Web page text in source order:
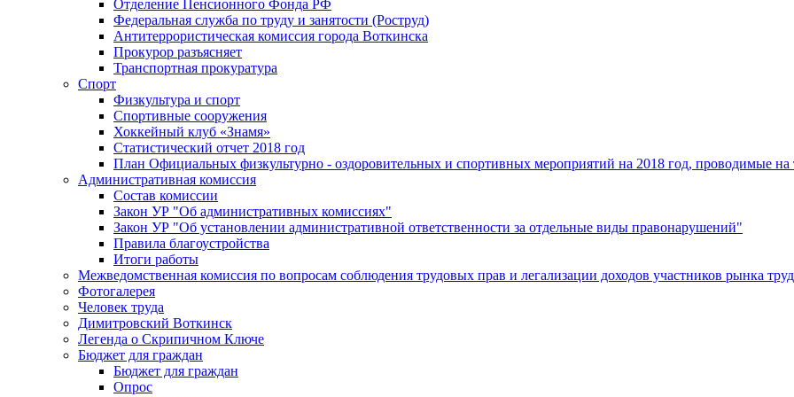
Отделение Пенсионного Фонда РФ
Федеральная служба по труду и занятости (Роструд)
Антитеррористическая комиссия города Воткинска
Прокурор разъясняет
Транспортная прокуратура
Спорт
Физкультура и спорт
Спортивные сооружения
Хоккейный клуб «Знамя»
Статистический отчет 2018 год
План Официальных физкультурно - оздоровительных и спортивных мероприятий на 2018 год, проводимые
Административная комиссия
Состав комиссии
Закон УР "Об административных комиссиях"
Закон УР "Об установлении административной ответственности за отдельные виды правонарушений"
Правила благоустройства
Итоги работы
Межведомственная комиссия по вопросам соблюдения трудовых прав и легализации доходов участников рынка
Фотогалерея
Человек труда
Димитровский Воткинск
Легенда о Скрипичном Ключе
Бюджет для граждан
Бюджет для граждан
Опрос